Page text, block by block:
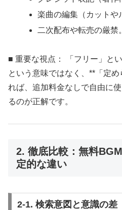
楽曲の編集（カットや
二次配布や転売の厳禁。
■ 重要な視点： 「フリー」と
という意味ではなく、**「定
れば、追加料金なしで自由に
るのが正解です。
2. 徹底比較：無料
定的な違い
2-1. 検索意図と意識の差